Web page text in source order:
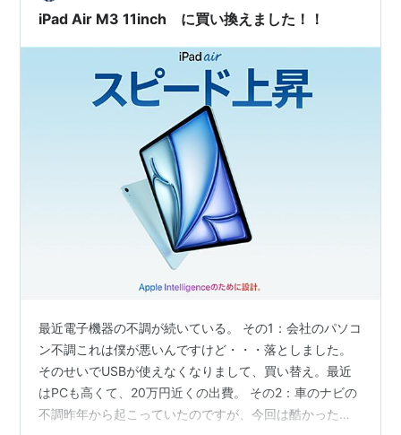
iPad Air M3 11inch に買い換えました！！
最近電子機器の不調が続いている。 その1：会社のパソコ
ン不調これは僕が悪いんですけど・・・落としました。
そのせいでUSBが使えなくなりまして、買い替え。最近
はPCも高くて、20万円近くの出費。 その2：車のナビの
不調昨年から起こっていたのですが、今回は酷かった。